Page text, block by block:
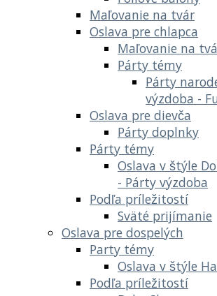
Maľovanie na tvár
Oslava pre chlapca
Maľovanie na
Párty témy
Párty
výzdoba -
Oslava pre dievča
Párty doplnky
Párty témy
Oslava v štýle
- Párty výzdoba
Podľa príležitostí
Sväté prijímanie
Oslava pre dospelých
Party témy
Oslava v štýle
Podľa príležitostí